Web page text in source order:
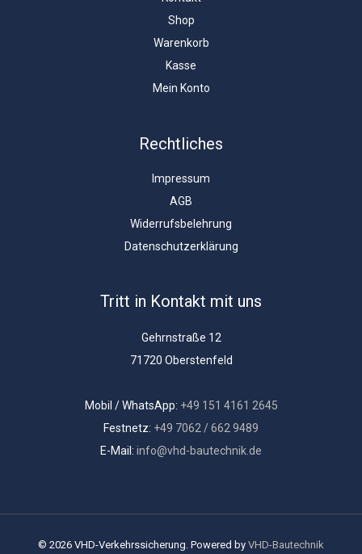
Shop
Warenkorb
Kasse
Mein Konto
Rechtliches
Impressum
AGB
Widerrufsbelehrung
Datenschutzerklärung
Tritt in Kontakt mit uns
Gehrnstraße 12
71720 Oberstenfeld
Mobil / WhatsApp: +49 151 4161 2645
Festnetz: +49 7062 / 662 9489
E-Mail: info@vhd-bautechnik.de
© 2026 VHD-Verkehrssicherung. Powered by VHD-Bautechnik